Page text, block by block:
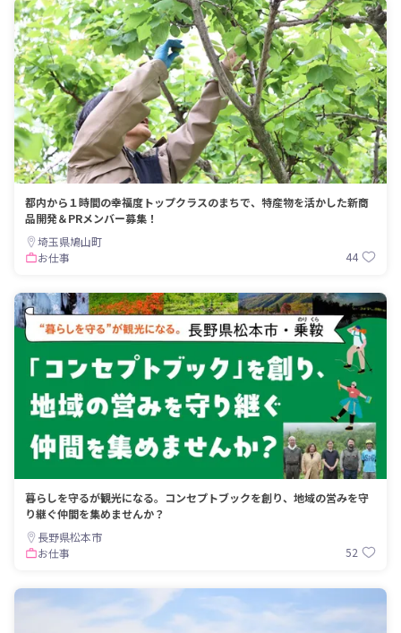
都内から１時間の幸福度トップクラスのまちで、特産物を活かした新商
品開発＆PRメンバー募集！
埼玉県鳩山町
お仕事
44
暮らしを守るが観光になる。コンセプトブックを創り、地域の営みを守
り継ぐ仲間を集めませんか？
長野県松本市
お仕事
52